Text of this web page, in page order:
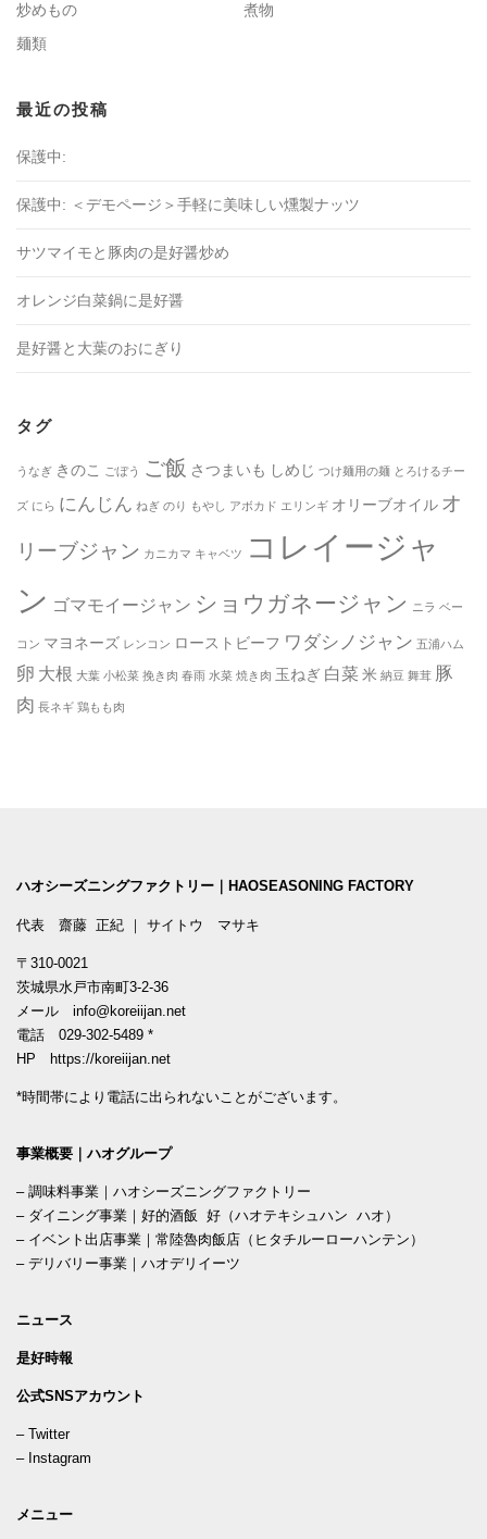
炒めもの
煮物
麺類
最近の投稿
保護中:
保護中: ＜デモページ＞手軽に美味しい燻製ナッツ
サツマイモと豚肉の是好醤炒め
オレンジ白菜鍋に是好醤
是好醤と大葉のおにぎり
タグ
うなぎ きのこ ごぼう ご飯 さつまいも しめじ つけ麺用の麺 とろけるチー
ズ にら にんじん ねぎ のり もやし アボカド エリンギ オリーブオイル オ
リーブジャン カニカマ キャベツ
コレイージャ
ン ゴマモイージャン ショウガネージャン ニラ ベー
コン マヨネーズ レンコン ローストビーフ ワダシノジャン 五浦ハム
卵 大根 大葉 小松菜 挽き肉 春雨 水菜 焼き肉 玉ねぎ 白菜 米 納豆 舞茸 豚
肉 長ネギ 鶏もも肉
ハオシーズニングファクトリー｜HAOSEASONING FACTORY
代表 齋藤 正紀 ｜ サイトウ マサキ
〒310-0021
茨城県水戸市南町3-2-36
メール info@koreiijan.net
電話 029-302-5489 *
HP https://koreiijan.net
*時間帯により電話に出られないことがございます。
事業概要｜ハオグループ
– 調味料事業｜ハオシーズニングファクトリー
– ダイニング事業｜好的酒飯 好（ハオテキシュハン ハオ）
– イベント出店事業｜常陸魯肉飯店（ヒタチルーローハンテン）
– デリバリー事業｜ハオデリイーツ
ニュース
是好時報
公式SNSアカウント
– Twitter
– Instagram
メニュー